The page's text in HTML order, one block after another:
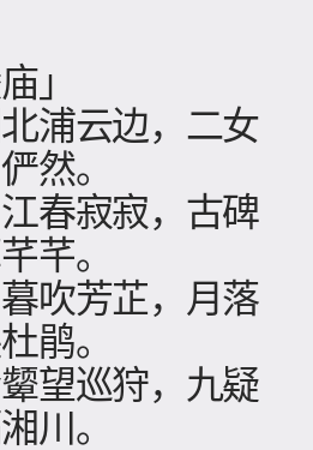
」
浦云边，二女
然。
春寂寂，古碑
芊。
吹芳芷，月落
鹃。
望巡狩，九疑
川。